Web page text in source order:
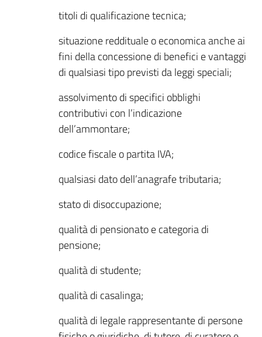
titoli di qualificazione tecnica;
situazione reddituale o economica anche ai
fini della concessione di benefici e vantaggi
di qualsiasi tipo previsti da leggi speciali;
assolvimento di specifici obblighi
contributivi con l’indicazione
dell’ammontare;
codice fiscale o partita IVA;
qualsiasi dato dell’anagrafe tributaria;
stato di disoccupazione;
qualità di pensionato e categoria di
pensione;
qualità di studente;
qualità di casalinga;
qualità di legale rappresentante di persone